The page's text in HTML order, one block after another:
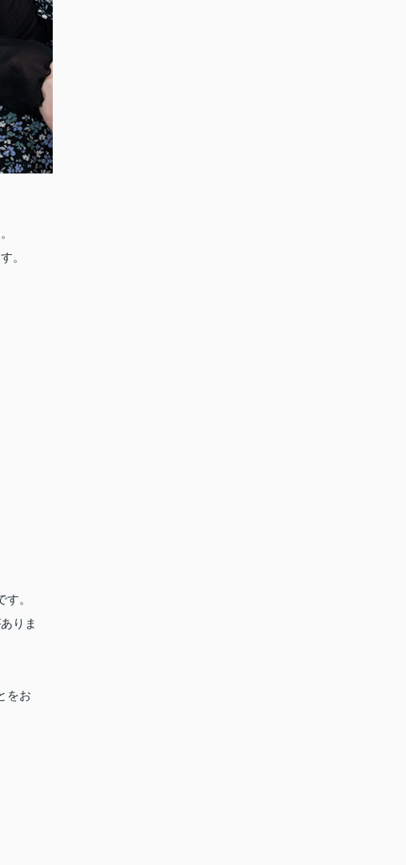
。
。
りま
をお